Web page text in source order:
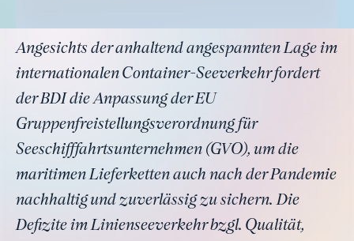
Angesichts der anhaltend angespannten Lage im
internationalen Container-Seeverkehr fordert
der BDI die Anpassung der EU
Gruppenfreistellungsverordnung für
Seeschifffahrtsunternehmen (GVO), um die
maritimen Lieferketten auch nach der Pandemie
nachhaltig und zuverlässig zu sichern. Die
Defizite im Linienseeverkehr bzgl. Qualität,